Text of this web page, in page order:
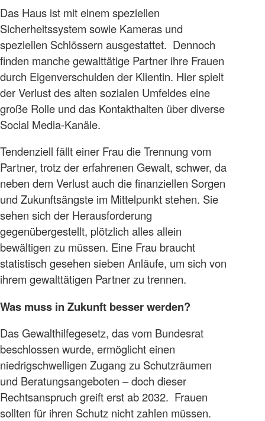
Das Haus ist mit einem speziellen
Sicherheitssystem sowie Kameras und
speziellen Schlössern ausgestattet. Dennoch
finden manche gewalttätige Partner ihre Frauen
durch Eigenverschulden der Klientin. Hier spielt
der Verlust des alten sozialen Umfeldes eine
große Rolle und das Kontakthalten über diverse
Social Media-Kanäle.
Tendenziell fällt einer Frau die Trennung vom
Partner, trotz der erfahrenen Gewalt, schwer, da
neben dem Verlust auch die finanziellen Sorgen
und Zukunftsängste im Mittelpunkt stehen. Sie
sehen sich der Herausforderung
gegenübergestellt, plötzlich alles allein
bewältigen zu müssen. Eine Frau braucht
statistisch gesehen sieben Anläufe, um sich von
ihrem gewalttätigen Partner zu trennen.
Was muss in Zukunft besser werden?
Das Gewalthilfegesetz, das vom Bundesrat
beschlossen wurde, ermöglicht einen
niedrigschwelligen Zugang zu Schutzräumen
und Beratungsangeboten – doch dieser
Rechtsanspruch greift erst ab 2032. Frauen
sollten für ihren Schutz nicht zahlen müssen.